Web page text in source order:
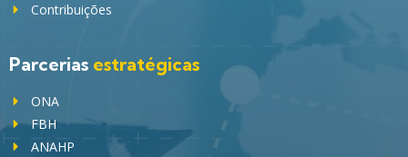
Contribuições
Parcerias estratégicas
ONA
FBH
ANAHP